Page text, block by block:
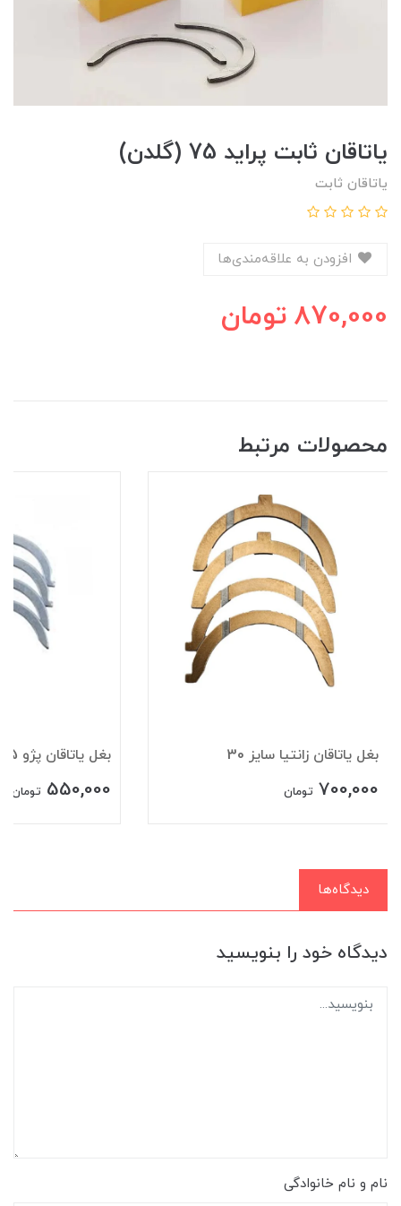
یاتاقان ثابت پراید 75 (گلدن)
یاتاقان ثابت
870,000 تومان
محصولات مرتبط
بغل یاتاقان زانتیا سایز 30
700,000 تومان
بغل ياتاقان پژو 405 سایز 10
550,000 تومان
دیدگاه‌ها
دیدگاه خود را بنویسید
نام و نام خانوادگی